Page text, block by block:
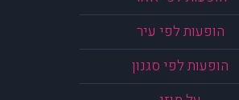
הופעות לפי עיר
הופעות לפי סגנון